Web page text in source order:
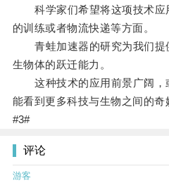
科学家们希望将这项技术应
的训练或者物流快递等方面。
青蛙加速器的研究为我们提
生物体的跃迁能力。
这种技术的应用前景广阔，
能看到更多科技与生物之间的奇
#3#
评论
游客